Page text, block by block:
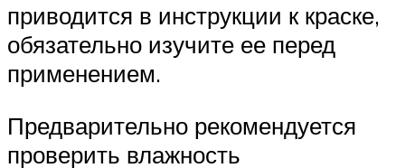
приводится в инструкции к краске,
обязательно изучите ее перед
применением.
Предварительно рекомендуется
проверить влажность